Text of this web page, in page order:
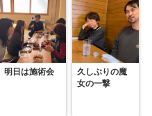
明日は施術会
久しぶりの魔
女の一撃